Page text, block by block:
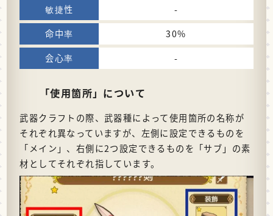
-
30%
-
「使用箇所」について
武器クラフトの際、武器種によって使用箇所の名称が
それぞれ異なっていますが、左側に設定できるものを
「メイン」、右側に2つ設定できるものを「サブ」の素
材としてそれぞれ指しています。